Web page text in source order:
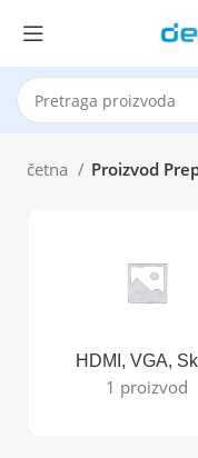
Početna Proizvod
HDMI, VGA,
1 proizvod